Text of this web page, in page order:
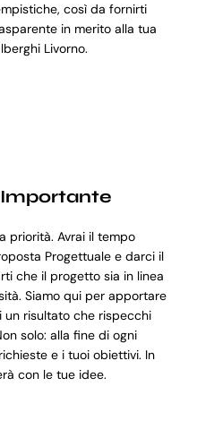
così da fornirti
in merito alla tua
Livorno.
priorità. Avrai il tempo
Progettuale e darci il
che il progetto sia in linea
Siamo qui per apportare
risultato che rispecchi
solo: alla fine di ogni
e i tuoi obiettivi. In
con le tue idee.